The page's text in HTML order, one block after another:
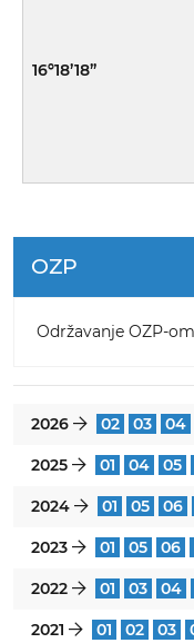
16º18’18”
OZP
Održavanje OZP-
2026 } 02 03 04
2025 } 01 04 05
2024 } 01 05 06
2023 } 01 05 06
2022 } 01 03 04
2021 } 01 02 03